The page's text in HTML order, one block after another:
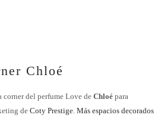
Chloé
corner del perfume Love de Chloé para
de Coty Prestige. Más espacios decorados